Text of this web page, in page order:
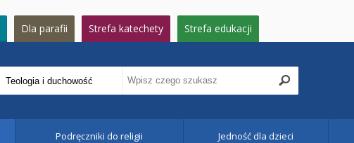
Dla parafii Strefa katechety Strefa edukacji
Podręczniki do religii Jedność dla dzieci